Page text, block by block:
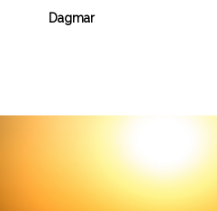
Dagmar